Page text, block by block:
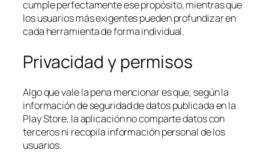
cumple perfectamente ese propósito, mientras que
los usuarios más exigentes pueden profundizar en
cada herramienta de forma individual.
Privacidad y permisos
Algo que vale la pena mencionar es que, según la
información de seguridad de datos publicada en la
Play Store, la aplicación no comparte datos con
terceros ni recopila información personal de los
usuarios.